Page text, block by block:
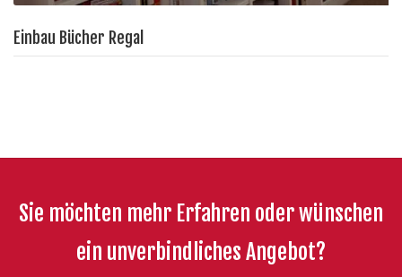
Einbau Bücher Regal
Sie möchten mehr Erfahren oder wünschen
ein unverbindliches Angebot?